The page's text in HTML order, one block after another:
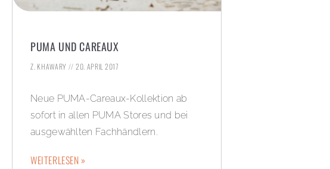
PUMA UND CAREAUX
Z. KHAWARY 20. APRIL 2017
Neue PUMA-Careaux-Kollektion ab
sofort in allen PUMA Stores und bei
ausgewählten Fachhändlern.
WEITERLESEN »